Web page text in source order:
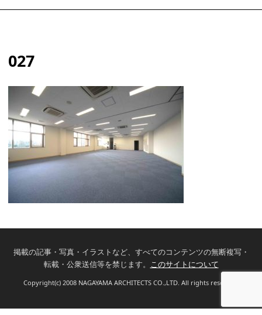
027
掲載の記事・写真・イラストなど、すべてのコンテンツの無断複写・
転載・公衆送信等を禁じます。 このサイトについて
Copyright(c) 2008 NAGAYAMA ARCHITECTS CO.,LTD. All rights reserved.